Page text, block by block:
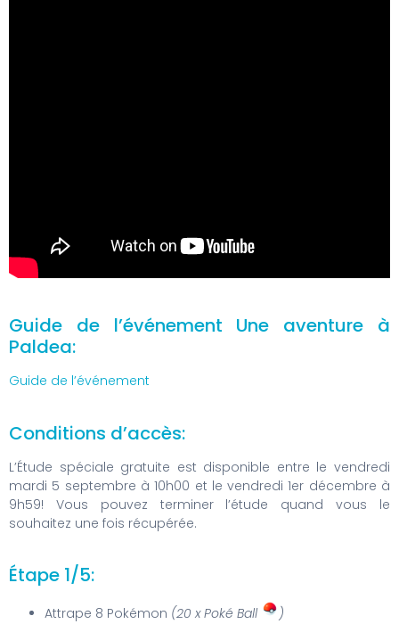
Guide de l’événement Une aventure à
Paldea:
Guide de l’événement
Conditions d’accès:
L’Étude spéciale gratuite est disponible entre le vendredi
mardi 5 septembre à 10h00 et le vendredi 1er décembre à
9h59! Vous pouvez terminer l’étude quand vous le
souhaitez une fois récupérée.
Étape 1/5:
Attrape 8 Pokémon (20 x Poké Ball )